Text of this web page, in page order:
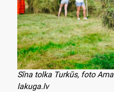
Sīna tolka Turkūs, foto
lakuga.lv